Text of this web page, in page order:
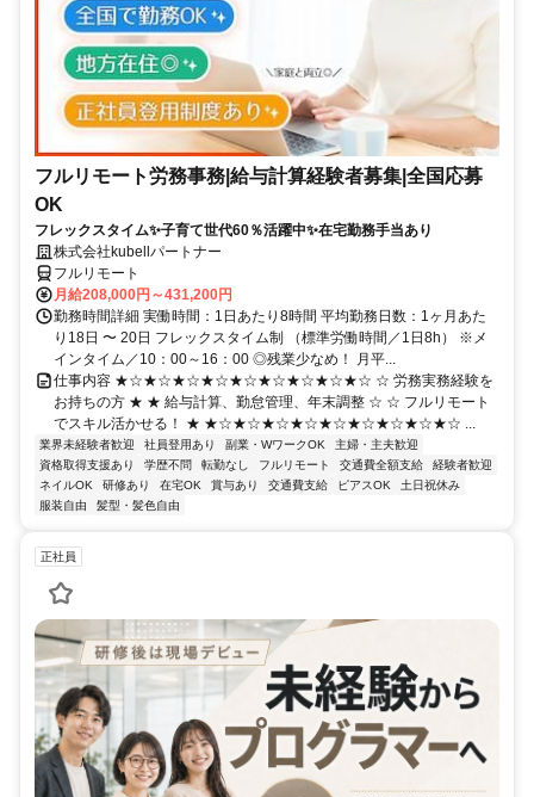
フルリモート労務事務|給与計算経験者募集|全国応募
OK
フレックスタイム✨子育て世代60％活躍中✨在宅勤務手当あり
株式会社kubellパートナー
フルリモート
月給208,000円～431,200円
勤務時間詳細 実働時間：1日あたり8時間 平均勤務日数：1ヶ月あた
り18日 〜 20日 フレックスタイム制 （標準労働時間／1日8h） ※メ
インタイム／10：00～16：00 ◎残業少なめ！ 月平...
仕事内容 ★☆★☆★☆★☆★☆★☆★☆★☆★☆ ☆ 労務実務経験を
お持ちの方 ★ ★ 給与計算、勤怠管理、年末調整 ☆ ☆ フルリモート
でスキル活かせる！ ★ ★☆★☆★☆★☆★☆★☆★☆★☆★☆ ...
業界未経験者歓迎 社員登用あり 副業・WワークOK
主婦・主夫歓迎
資格取得支援あり
学歴不問 転勤なし フルリモート 交通費全額支給
経験者歓迎
ネイルOK
研修あり 在宅OK 賞与あり 交通費支給 ピアスOK
土日祝休み
服装自由
髪型・髪色自由
正社員